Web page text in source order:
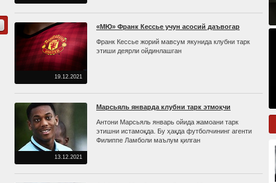
19.12.2021
«МЮ» Франк Кессье учун асосий даъвогар
Франк Кессье жорий мавсум якунида клубни тарк
этиши деярли ойдинлашган
13.12.2021
Марсьяль январда клубни тарк этмоқчи
Антони Марсьяль январь ойида жамоани тарк
этишни истамоқда. Бу ҳақда футболчининг агенти
Филиппе Ламболи маълум қилган